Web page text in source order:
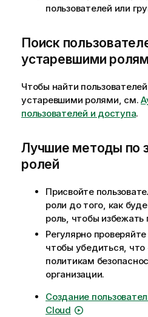
пользователей или
Поиск
устаревшими
Чтобы найти
устаревшими ролями, см.
пользователей и доступа.
Лучшие методы по
ролей
Присвойте
роли до того, как
роль, чтобы избежать
Регулярно
чтобы убедиться,
политикам
организации.
Создание
Cloud